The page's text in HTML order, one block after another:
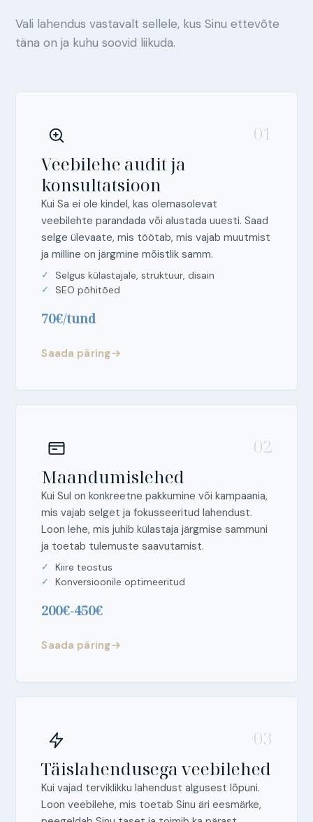
Vali lahendus vastavalt sellele, kus Sinu ettevõte
täna on ja kuhu soovid liikuda.
01
Veebilehe audit ja
konsultatsioon
Kui Sa ei ole kindel, kas olemasolevat
veebilehte parandada või alustada uuesti. Saad
selge ülevaate, mis töötab, mis vajab muutmist
ja milline on järgmine mõistlik samm.
Selgus külastajale, struktuur, disain
SEO põhitõed
70€/tund
Saada päring
02
Maandumislehed
Kui Sul on konkreetne pakkumine või kampaania,
mis vajab selget ja fokusseeritud lahendust.
Loon lehe, mis juhib külastaja järgmise sammuni
ja toetab tulemuste saavutamist.
Kiire teostus
Konversioonile optimeeritud
200€-450€
Saada päring
03
Täislahendusega veebilehed
Kui vajad terviklikku lahendust algusest lõpuni.
Loon veebilehe, mis toetab Sinu äri eesmärke,